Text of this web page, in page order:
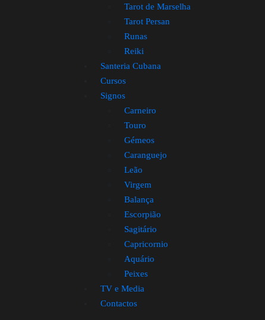
Tarot de Marselha
Tarot Persan
Runas
Reiki
Santeria Cubana
Cursos
Signos
Carneiro
Touro
Gémeos
Caranguejo
Leão
Virgem
Balança
Escorpião
Sagitário
Capricornio
Aquário
Peixes
TV e Media
Contactos